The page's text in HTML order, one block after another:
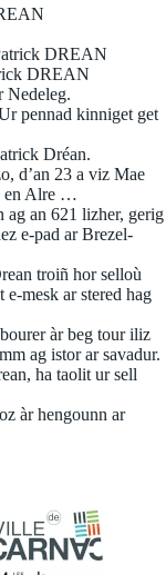
DREAN
DREAN
Nedeleg.
pennad kinniget get
Dréan.
d’an 23 a viz Mae
en Alre …
ag an 621 lizher, gerig
e-pad ar Brezel-
troiñ hor selloù
e-mesk ar stered hag
àr beg tour iliz
ag istor ar savadur.
ha taolit ur sell
àr hengounn ar